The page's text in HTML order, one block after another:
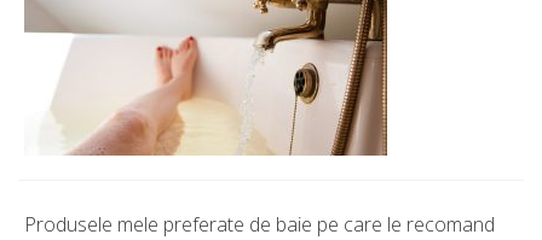
Produsele mele preferate de baie pe care le recomand